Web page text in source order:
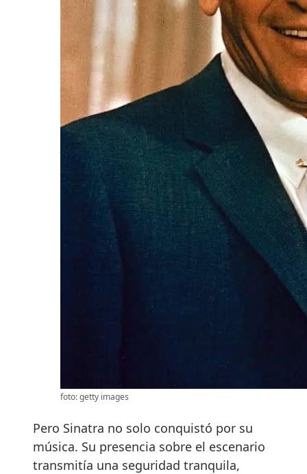
foto: getty images
Pero Sinatra no solo conquistó por su
música. Su presencia sobre el escenario
transmitía una seguridad tranquila,